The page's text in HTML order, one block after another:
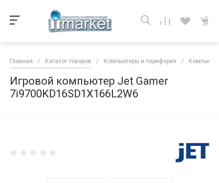
Главная / Каталог товаров / Компьютеры и периферия /
Игровой компьютер Jet Gamer
7i9700KD16SD1X166L2W6